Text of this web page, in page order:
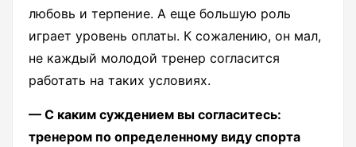
любовь и терпение. А еще большую роль
играет уровень оплаты. К сожалению, он мал,
не каждый молодой тренер согласится
работать на таких условиях.
— С каким суждением вы согласитесь:
тренером по определенному виду спорта